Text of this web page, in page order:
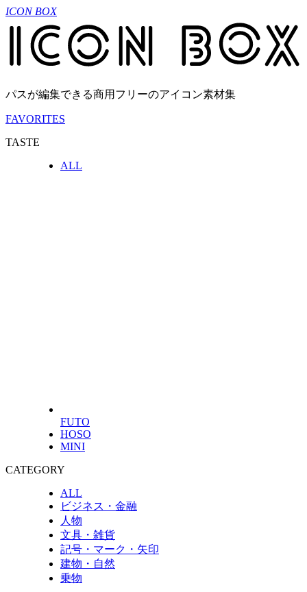
ICON BOX
パスが編集できる商用フリーのアイコン素材集
FAVORITES
TASTE
ALL
FUTO
HOSO
MINI
CATEGORY
ALL
ビジネス・金融
人物
文具・雑貨
記号・マーク・矢印
建物・自然
乗物